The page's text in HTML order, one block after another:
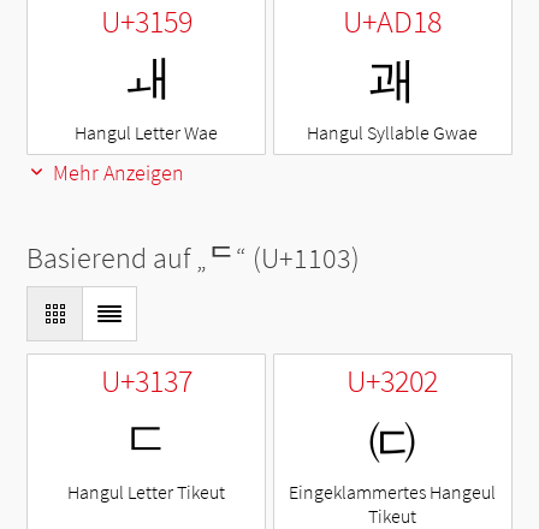
U+3159
ㅙ
Hangul Letter Wae
U+AD18
괘
Hangul Syllable Gwae
Mehr Anzeigen
Basierend auf „ᄃ“ (U+1103)
U+3137
ㄷ
Hangul Letter Tikeut
U+3202
㈂
Eingeklammertes Hangeul
Tikeut